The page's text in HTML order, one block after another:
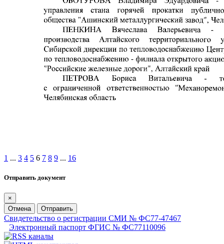
1 ... 3 4 5 6 7 8 9 ... 16
Отправить документ
×
Отмена
Отправить
Свидетельство о регистрации СМИ № ФС77-47467
Электронный паспорт ФГИС № ФС77110096